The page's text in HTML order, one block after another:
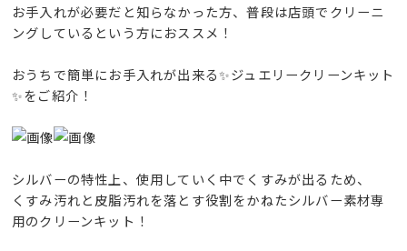
お手入れが必要だと知らなかった方、普段は店頭でクリーニ
ングしているという方におススメ！
おうちで簡単にお手入れが出来る✨ジュエリークリーンキット
✨をご紹介！
シルバーの特性上、使用していく中でくすみが出るため、
くすみ汚れと皮脂汚れを落とす役割をかねたシルバー素材専
用のクリーンキット！